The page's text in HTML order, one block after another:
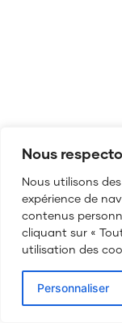
Nous
Nous utilisons
expérience de
contenus
cliquant sur «
utilisation des
Personnaliser